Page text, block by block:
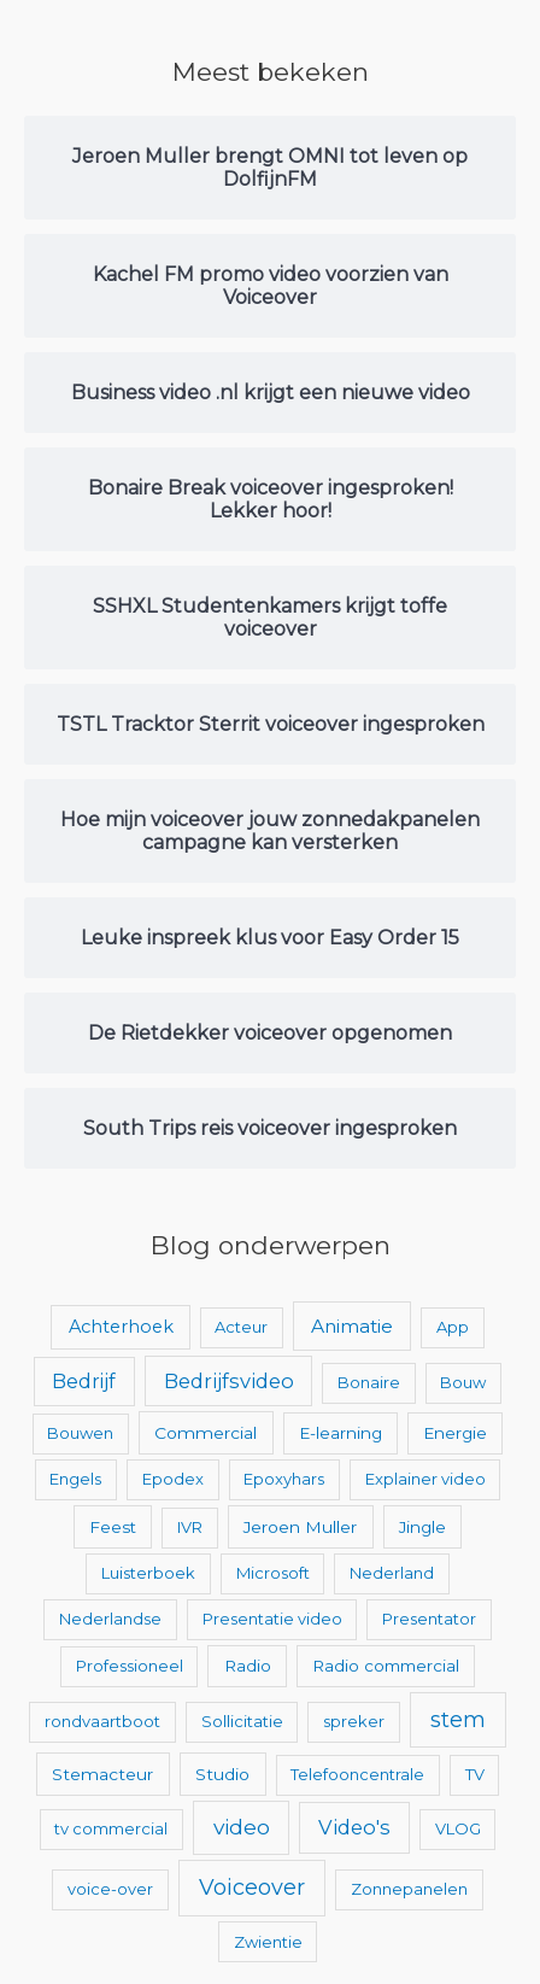
Meest bekeken
Jeroen Muller brengt OMNI tot leven op
DolfijnFM
Kachel FM promo video voorzien van
Voiceover
Business video .nl krijgt een nieuwe video
Bonaire Break voiceover ingesproken!
Lekker hoor!
SSHXL Studentenkamers krijgt toffe
voiceover
TSTL Tracktor Sterrit voiceover ingesproken
Hoe mijn voiceover jouw zonnedakpanelen
campagne kan versterken
Leuke inspreek klus voor Easy Order 15
De Rietdekker voiceover opgenomen
South Trips reis voiceover ingesproken
Blog onderwerpen
Achterhoek Acteur Animatie App
Bedrijf Bedrijfsvideo Bonaire Bouw
Bouwen Commercial E-learning Energie
Engels Epodex Epoxyhars Explainer video
Feest IVR Jeroen Muller Jingle
Luisterboek Microsoft Nederland
Nederlandse Presentatie video Presentator
Professioneel Radio Radio commercial
rondvaartboot Sollicitatie spreker stem
Stemacteur Studio Telefooncentrale TV
tv commercial video Video's VLOG
voice-over Voiceover Zonnepanelen
Zwientie